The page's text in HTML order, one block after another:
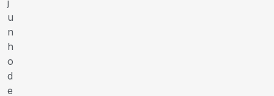
u
n
h
o
d
e